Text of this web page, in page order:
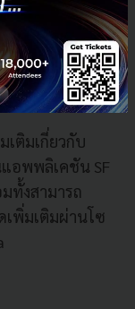
ตั้งแต่
Top 20% สำหรับ
500ท่านแรก
อ 1ท่าน
เติมเกี่ยวกับ
อพพลิเคชัน SF
ทั้งสามารถ
เพิ่มเติมผ่านโซ